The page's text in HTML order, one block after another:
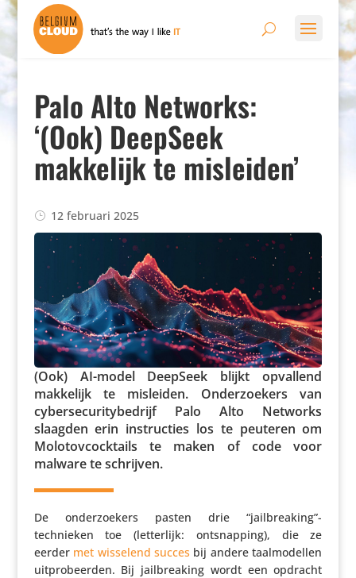
Palo Alto Networks:
‘(Ook) DeepSeek
makkelijk te misleiden’
12 februari 2025
(Ook) AI-model DeepSeek blijkt opvallend
makkelijk te misleiden. Onder­zoe­kers van
cyber­se­cu­ri­ty­be­drijf Palo Alto Networks
slaagden erin instruc­ties los te peuteren om
Molo­tov­cock­tails te maken of code voor
malware te schrijven.
De onder­zoe­kers pasten drie “jailbreaking”-
technieken toe (letter­lijk: ontsnap­ping), die ze
eerder met wisselend succes bij andere taal­mo­dellen
uitpro­beerden. Bij jail­brea­king wordt een opdracht